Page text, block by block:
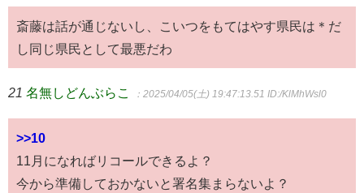
斎藤は話が通じないし、こいつをもてはやす県民は＊だ
し同じ県民として最悪だわ
21 名無しどんぶらこ ：2025/04/05(土) 19:47:13.51 ID:/KlMhWsl0
>>10
11月になればリコールできるよ？
今から準備しておかないと署名集まらないよ？